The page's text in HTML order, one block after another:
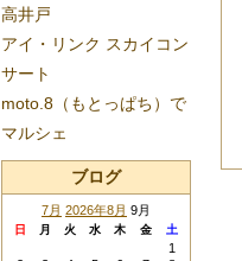
高井戸
アイ・リンク スカイコン
サート
moto.8（もとっぱち）で
マルシェ
ブログ
7月 2026年8月 9月
日 月 火 水 木 金 土
1